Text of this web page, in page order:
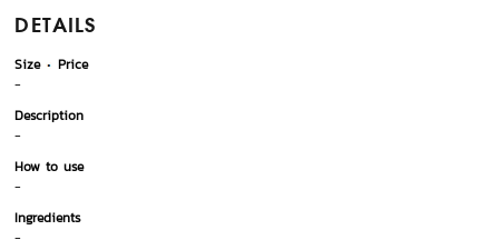
DETAILS
Size
Price
-
Description
-
How to use
-
Ingredients
-